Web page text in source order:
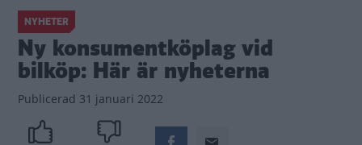
NYHETER
Ny konsumentköplag vid
bilköp: Här är nyheterna
Publicerad 31 januari 2022